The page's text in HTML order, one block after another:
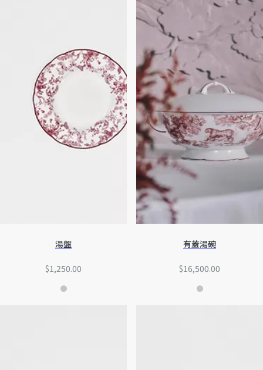
湯盤
$1,250.00
有蓋湯碗
$16,500.00